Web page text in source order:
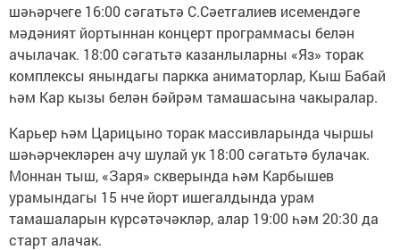
шәһәрчеге 16:00 сәгатьтә С.Сәетгалиев исемендәге
мәдәният йортыннан концерт программасы белән
ачылачак. 18:00 сәгатьтә казанлыларны «Яз» торак
комплексы янындагы паркка аниматорлар, Кыш Бабай
һәм Кар кызы белән бәйрәм тамашасына чакыралар.
Карьер һәм Царицыно торак массивларында чыршы
шәһәрчекләрен ачу шулай ук 18:00 сәгатьтә булачак.
Моннан тыш, «Заря» скверында һәм Карбышев
урамындагы 15 нче йорт ишегалдында урам
тамашаларын күрсәтәчәкләр, алар 19:00 һәм 20:30 да
старт алачак.